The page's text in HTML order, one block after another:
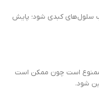
سلول‌های کبدی شود؛ پایش
است چون ممکن است
شود.